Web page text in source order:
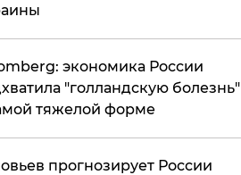
экономика России
"голландскую болезнь"
тяжелой форме
прогнозирует России